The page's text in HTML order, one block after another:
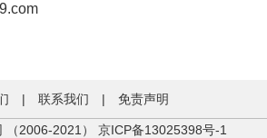
| 联系我们 | 免责声明
（2006-2021） 京ICP备13025398号-1